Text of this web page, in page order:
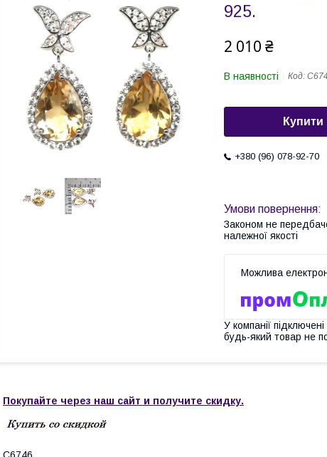
925.
2 010 ₴
В наявності Код:
Купити
+380 (96) 078-92-70
Законом не
належної якості
У компанії
будь-який товар не
Покупайте через наш сайт и получите скидку.